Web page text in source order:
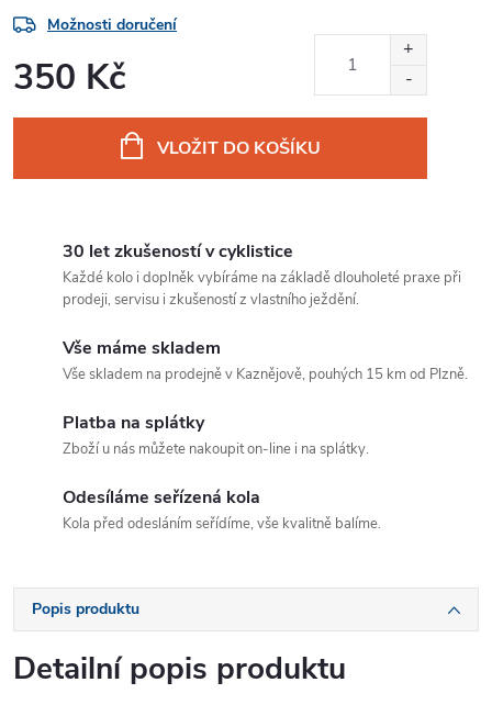
Možnosti doručení
350 Kč
VLOŽIT DO KOŠÍKU
30 let zkušeností v cyklistice
Každé kolo i doplněk vybíráme na základě dlouholeté praxe při
prodeji, servisu i zkušeností z vlastního ježdění.
Vše máme skladem
Vše skladem na prodejně v Kaznějově, pouhých 15 km od Plzně.
Platba na splátky
Zboží u nás můžete nakoupit on-line i na splátky.
Odesíláme seřízená kola
Kola před odesláním seřídíme, vše kvalitně balíme.
Popis produktu
Detailní popis produktu